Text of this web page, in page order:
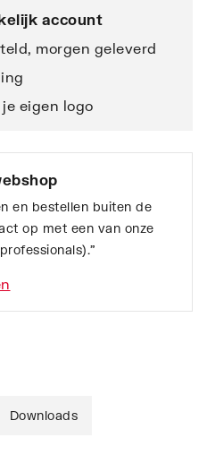
account
morgen geleverd
eigen logo
en bestellen buiten de
op met een van onze
Downloads